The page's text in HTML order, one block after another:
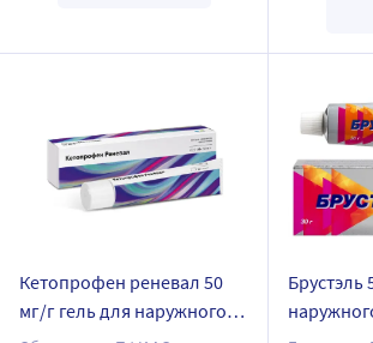
Кетопрофен реневал 50
мг/г гель для наружного
Брустэль